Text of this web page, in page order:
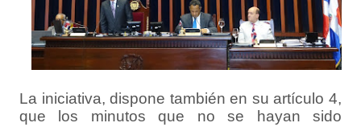
La iniciativa, dispone también en su artículo 4,
que los minutos que no se hayan sido